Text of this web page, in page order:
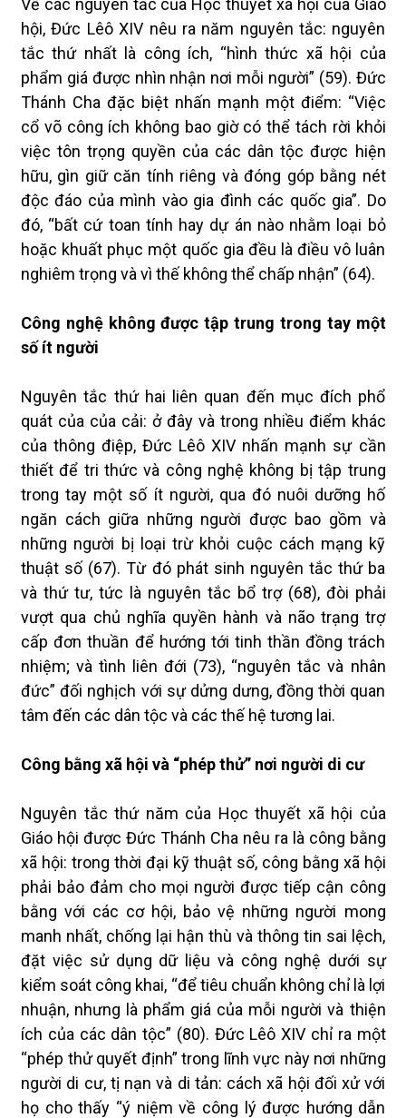
Về các nguyên tắc của Học thuyết xã hội của Giáo
hội, Đức Lêô XIV nêu ra năm nguyên tắc: nguyên
tắc thứ nhất là công ích, “hình thức xã hội của
phẩm giá được nhìn nhận nơi mỗi người” (59). Đức
Thánh Cha đặc biệt nhấn mạnh một điểm: “Việc
cổ võ công ích không bao giờ có thể tách rời khỏi
việc tôn trọng quyền của các dân tộc được hiện
hữu, gìn giữ căn tính riêng và đóng góp bằng nét
độc đáo của mình vào gia đình các quốc gia”. Do
đó, “bất cứ toan tính hay dự án nào nhằm loại bỏ
hoặc khuất phục một quốc gia đều là điều vô luân
nghiêm trọng và vì thế không thể chấp nhận” (64).
Công nghệ không được tập trung trong tay một
số ít người
Nguyên tắc thứ hai liên quan đến mục đích phổ
quát của của cải: ở đây và trong nhiều điểm khác
của thông điệp, Đức Lêô XIV nhấn mạnh sự cần
thiết để tri thức và công nghệ không bị tập trung
trong tay một số ít người, qua đó nuôi dưỡng hố
ngăn cách giữa những người được bao gồm và
những người bị loại trừ khỏi cuộc cách mạng kỹ
thuật số (67). Từ đó phát sinh nguyên tắc thứ ba
và thứ tư, tức là nguyên tắc bổ trợ (68), đòi phải
vượt qua chủ nghĩa quyền hành và não trạng trợ
cấp đơn thuần để hướng tới tinh thần đồng trách
nhiệm; và tình liên đới (73), “nguyên tắc và nhân
đức” đối nghịch với sự dửng dưng, đồng thời quan
tâm đến các dân tộc và các thế hệ tương lai.
Công bằng xã hội và “phép thử” nơi người di cư
Nguyên tắc thứ năm của Học thuyết xã hội của
Giáo hội được Đức Thánh Cha nêu ra là công bằng
xã hội: trong thời đại kỹ thuật số, công bằng xã hội
phải bảo đảm cho mọi người được tiếp cận công
bằng với các cơ hội, bảo vệ những người mong
manh nhất, chống lại hận thù và thông tin sai lệch,
đặt việc sử dụng dữ liệu và công nghệ dưới sự
kiểm soát công khai, “để tiêu chuẩn không chỉ là lợi
nhuận, nhưng là phẩm giá của mỗi người và thiện
ích của các dân tộc” (80). Đức Lêô XIV chỉ ra một
“phép thử quyết định” trong lĩnh vực này nơi những
người di cư, tị nạn và di tản: cách xã hội đối xử với
họ cho thấy “ý niệm về công lý được hướng dẫn